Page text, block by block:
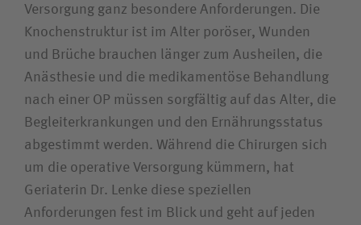
Versorgung ganz besondere Anforderungen. Die
Knochenstruktur ist im Alter poröser, Wunden
und Brüche brauchen länger zum Ausheilen, die
Anästhesie und die medikamentöse Behandlung
nach einer OP müssen sorgfältig auf das Alter, die
Begleiterkrankungen und den Ernährungsstatus
abgestimmt werden. Während die Chirurgen sich
um die operative Versorgung kümmern, hat
Geriaterin Dr. Lenke diese speziellen
Anforderungen fest im Blick und geht auf jeden